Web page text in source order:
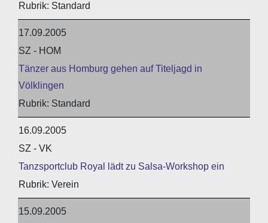
Standard
17.09.2005
SZ - HOM
Tänzer aus Homburg gehen auf Titeljagd in
Völklingen
Standard
16.09.2005
SZ - VK
Tanzsportclub Royal lädt zu Salsa-Workshop ein
Verein
15.09.2005